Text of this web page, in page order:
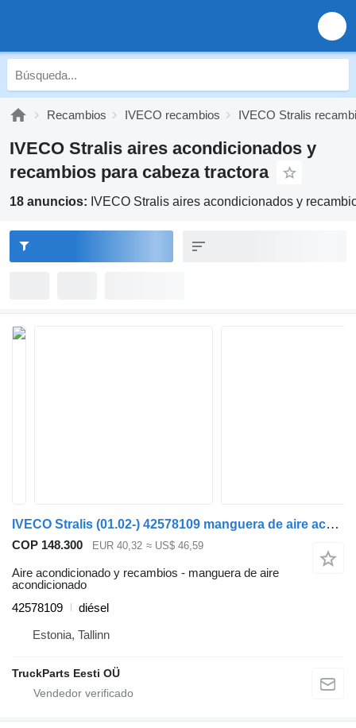
Recambios IVECO recambios IVECO Stralis
IVECO Stralis aires acondicionados y
recambios para cabeza tractora
18 anuncios: IVECO Stralis aires acondicionados y
IVECO Stralis (01.02-) 42578109 manguera de aire acondicionado para IVECO Stralis, Trakker (2002-) cabeza tractora
COP 148.300 EUR 40,32 ≈ US$ 46,59
Aire acondicionado y recambios - manguera de aire
acondicionado
42578109
diésel
Estonia, Tallinn
TruckParts Eesti OÜ